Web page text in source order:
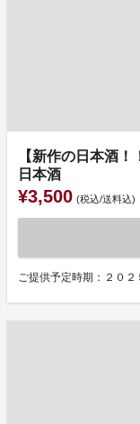
【新作の日本酒
日本酒
¥3,500 (税込/送料込)
ご提供予定時期：２０